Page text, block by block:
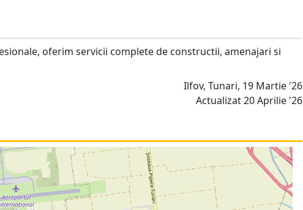
oferim servicii complete de constructii, amenajari si
Ilfov, Tunari, 19 Martie '26
Actualizat 20 Aprilie '26